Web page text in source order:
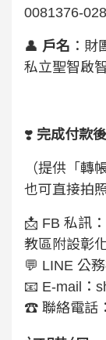
0081376-
👤 戶名 ：
私立聖智啟
❣️ 完成付款
（提供「轉
也可直接拍
📩 FB 私訊
教區附設彰
💬 LINE 公
📧 E-mail：
☎️ 聯絡電話